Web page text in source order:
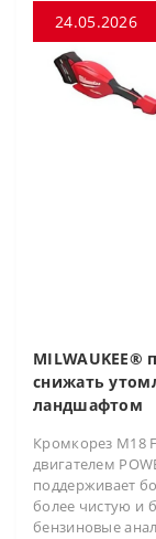
24.05.2026
снижать
ландшафтом
Кромкорез M18
двигателем
поддерживает
более чистую и
бензиновые